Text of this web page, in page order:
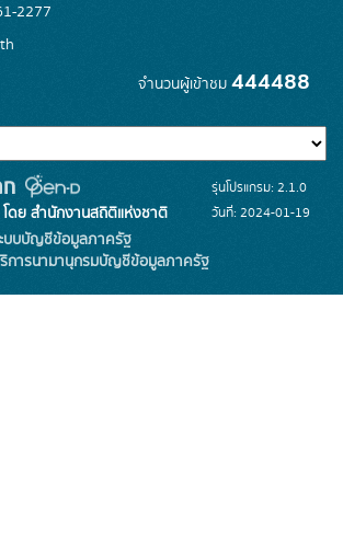
2277
จำนวนผู้เข้าชม 444488
โดย สำนักงานสถิติแห่งชาติ
บบบัญชีข้อมูลภาครัฐ
การนามานุกรมบัญชีข้อมูลภาครัฐ
รุ่นโปรแกรม: 2.1.0
วันที่: 2024-01-19